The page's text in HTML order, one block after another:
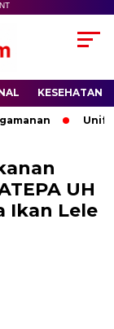
KESEHATAN
Unifying
UH
Ikan Lele